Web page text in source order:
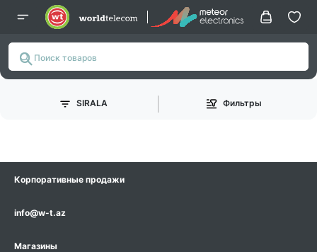
SIRALA Фильтры
Корпоративные продажи
info@w-t.az
Магазины